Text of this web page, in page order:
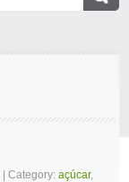
Category:açúcar,